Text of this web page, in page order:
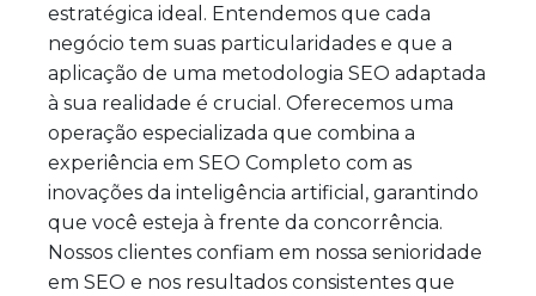
estratégica ideal. Entendemos que cada
negócio tem suas particularidades e que a
aplicação de uma metodologia SEO adaptada
à sua realidade é crucial. Oferecemos uma
operação especializada que combina a
experiência em SEO Completo com as
inovações da inteligência artificial, garantindo
que você esteja à frente da concorrência.
Nossos clientes confiam em nossa senioridade
em SEO e nos resultados consistentes que